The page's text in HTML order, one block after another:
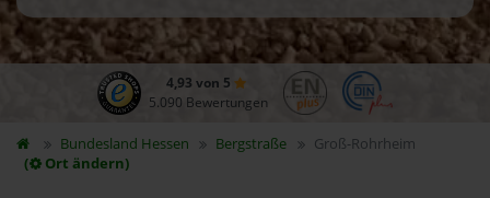
4,93 von 5
5.090 Bewertungen
Bundesland Hessen Bergstraße
Groß-Rohrheim
(
Ort ändern)